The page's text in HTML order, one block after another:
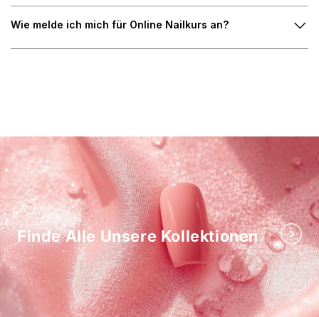
Wie melde ich mich für Online Nailkurs an?
Finde Alle Unsere Kollektionen